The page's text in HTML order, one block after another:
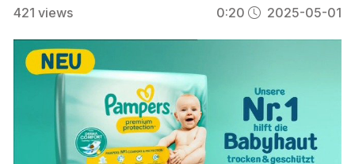
421 views 0:20 2025-05-01